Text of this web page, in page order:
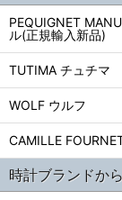
PEQUIGNET
ル(正規輸入新品)
TUTIMA チュチマ
WOLF ウルフ
CAMILLE
時計ブランドか